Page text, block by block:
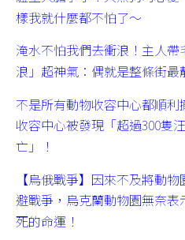
樣我就什麼都不怕了～
淹水不怕我們去衝浪！主人
浪」超神氣：偶就是整條街最
不是所有動物收容中心都順
收容中心被發現「超過300隻
亡」！
【烏俄戰爭】因來不及將動
避戰爭，烏克蘭動物園無奈
死的命運！